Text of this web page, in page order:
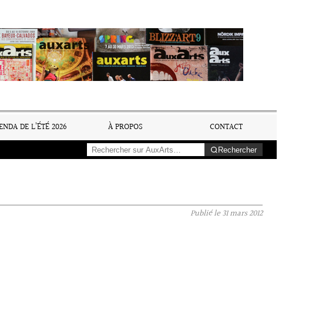
DE L’ÉTÉ 2026 À PROPOS
CONTACT
Rechercher
Publié le31 mars 2012